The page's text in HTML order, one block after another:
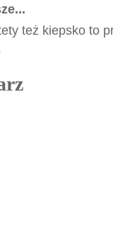
też kiepsko to